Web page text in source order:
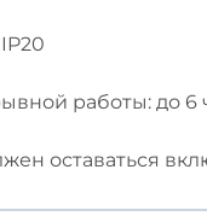
работы: до 6
оставаться